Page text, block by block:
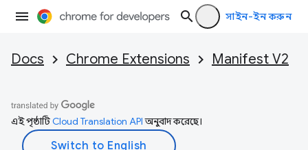
সাইন-ইন করুন
Docs Chrome Extensions Manifest V2
এই পৃষ্ঠাটিCloud Translation APIঅনুবাদ করেছে।